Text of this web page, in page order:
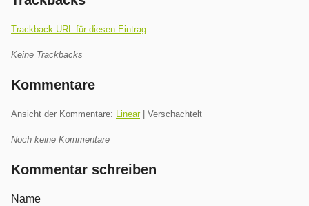
Trackback-URL für diesen Eintrag
Keine Trackbacks
Kommentare
Ansicht der Kommentare: Linear| Verschachtelt
Noch keine Kommentare
Kommentar schreiben
Name